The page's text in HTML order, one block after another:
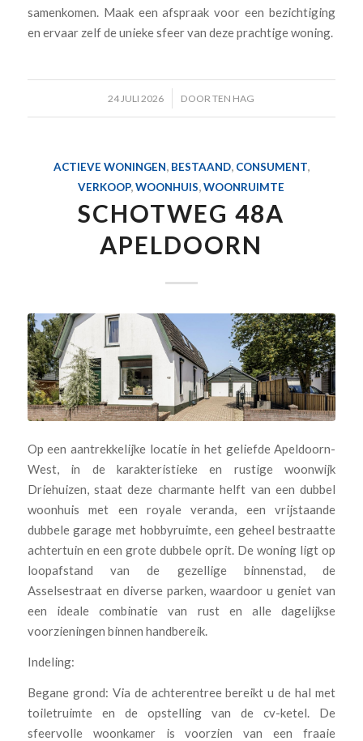
samenkomen. Maak een afspraak voor een bezichtiging
en ervaar zelf de unieke sfeer van deze prachtige woning.
24 JULI 2026
/ DOORTEN HAG
ACTIEVE WONINGEN, BESTAAND, CONSUMENT,
VERKOOP,WOONHUIS,WOONRUIMTE
SCHOTWEG 48A
APELDOORN
Op een aantrekkelijke locatie in het geliefde Apeldoorn-
West, in de karakteristieke en rustige woonwijk
Driehuizen, staat deze charmante helft van een dubbel
woonhuis met een royale veranda, een vrijstaande
dubbele garage met hobbyruimte, een geheel bestraatte
achtertuin en een grote dubbele oprit. De woning ligt op
loopafstand van de gezellige binnenstad, de
Asselsestraat en diverse parken, waardoor u geniet van
een ideale combinatie van rust en alle dagelijkse
voorzieningen binnen handbereik.
Indeling:
Begane grond: Via de achterentree bereikt u de hal met
toiletruimte en de opstelling van de cv-ketel. De
sfeervolle woonkamer is voorzien van een fraaie